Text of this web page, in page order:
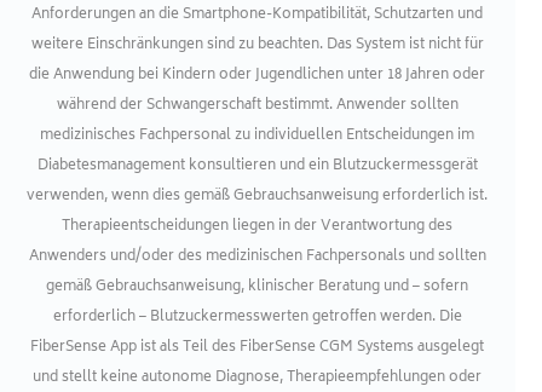
Anforderungen an die Smartphone-Kompatibilität, Schutzarten und
weitere Einschränkungen sind zu beachten. Das System ist nicht für
die Anwendung bei Kindern oder Jugendlichen unter 18 Jahren oder
während der Schwangerschaft bestimmt. Anwender sollten
medizinisches Fachpersonal zu individuellen Entscheidungen im
Diabetesmanagement konsultieren und ein Blutzuckermessgerät
verwenden, wenn dies gemäß Gebrauchsanweisung erforderlich ist.
Therapieentscheidungen liegen in der Verantwortung des
Anwenders und/oder des medizinischen Fachpersonals und sollten
gemäß Gebrauchsanweisung, klinischer Beratung und – sofern
erforderlich – Blutzuckermesswerten getroffen werden. Die
FiberSense App ist als Teil des FiberSense CGM Systems ausgelegt
und stellt keine autonome Diagnose, Therapieempfehlungen oder